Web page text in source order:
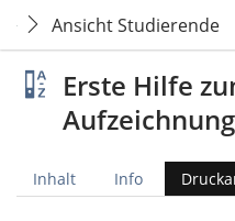
Ansicht Studierende
Erste Hilfe
Inhalt Info